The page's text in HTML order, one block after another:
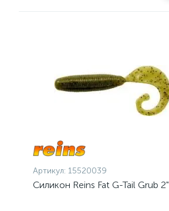
Артикул: 15520039
Силикон Reins Fat G-Tail Grub 2"